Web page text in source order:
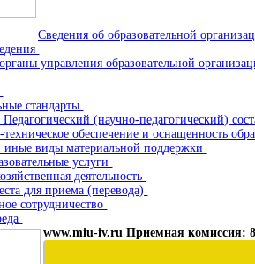
Сведения об образовательной
управления образовательной
стандарты
Педагогический (научно-педагогический)
обеспечение и оснащенность
виды материальной поддержки
услуги
деятельность
для приема (перевода)
сотрудничество
www.miu-iv.ru Приемная комиссия: 8